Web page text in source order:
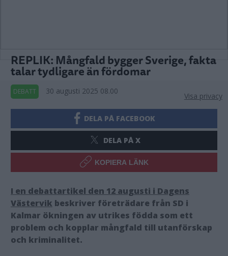
REPLIK: Mångfald bygger Sverige, fakta
talar tydligare än fördomar
DEBATT 30 augusti 2025 08.00
DELA PÅ FACEBOOK
DELA PÅ X
KOPIERA LÄNK
I en debattartikel den 12 augusti i Dagens
Västervik beskriver företrädare från SD i
Kalmar ökningen av utrikes födda som ett
problem och kopplar mångfald till utanförskap
och kriminalitet.
Visa privacy